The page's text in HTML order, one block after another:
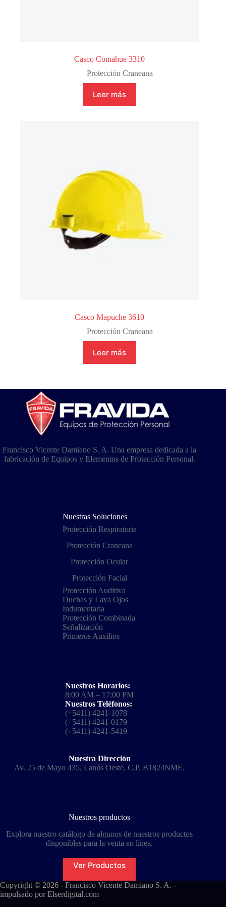
Casco Comahue 3310
Protección Craneana
Leer más
Casco Mapuche 3610
Protección Craneana
Leer más
Francisco Vicente Damiano S. A. Una empresa dedicada a la
fabricación de Equipos y Elementos de Protección Personal.
Nuestras Soluciones
Protección Respiratoria
Protección Craneana
Protección Ocular
Protección Facial
Protección Auditiva
Duchas y Lava Ojos
Indumentaria
Protección Combinada
Señalización
Primeros Auxilios
Nuestros Horarios:
8:00 AM – 17:00 PM
Nuestros Teléfonos:
(+5411) 4241-1078
(+5411) 4241-0179
(+5411) 4241-5419
Nuestra Dirección
Av. 25 de Mayo 435, Lanús Oeste, C.P. B1824NME.
Nuestros productos
Explora nuestro catálogo de algunos de nuestros productos
disponibles para la venta en línea.
Ver Productos
Copyright © 2026 - Francisco Vicente Damiano S. A. -
impulsado porElserdigital.com